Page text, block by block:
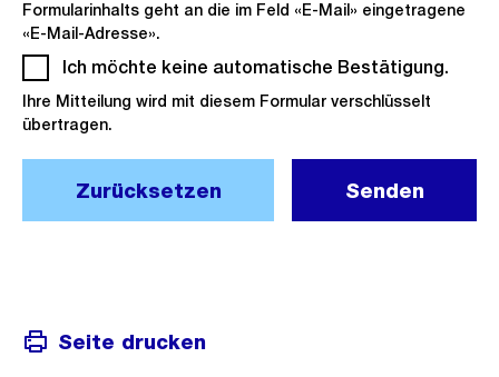
Formularinhalts geht an die im Feld «E-Mail» eingetragene
«E-Mail-Adresse».
Ich möchte keine automatische Bestätigung.
Ihre Mitteilung wird mit diesem Formular verschlüsselt
übertragen.
Zurücksetzen Senden
Seite drucken